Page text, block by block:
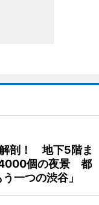
剖！ 地下5階ま
個の夜景 都
一つの渋谷」